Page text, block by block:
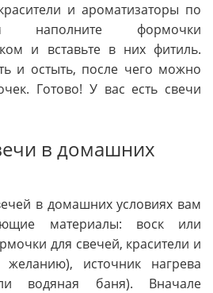
и ароматизаторы по
наполните формочки
и вставьте в них фитиль.
и остыть, после чего можно
Готово! У вас есть свечи
в домашних
в домашних условиях вам
материалы: воск или
для свечей, красители и
источник нагрева
водяная баня). Вначале